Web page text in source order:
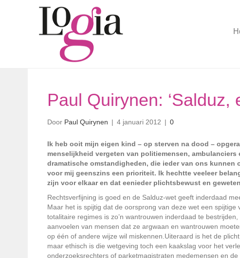
Paul Quirynen: ‘Salduz,
Door Paul Quirynen | 4 januari 2012 | 0
Ik heb ooit mijn eigen kind – op sterven na dood –
menselijkheid vergeten van politiemensen,
dramatische omstandigheden, die ieder van ons kunnen
voor mij geenszins een prioriteit. Ik hechtte veeleer
zijn voor elkaar en dat eenieder plichtsbewust en
Rechtsverfijning is goed en de Salduz-wet geeft inderdaad
Maar het is spijtig dat de oorsprong van deze wet een
totalitaire regimes is zo’n wantrouwen inderdaad te
aanvoelen van mensen dat ze argwaan en wantrouwen
op één of andere wijze wil miskennen. Uiteraard is het de
maar ethisch is die wetgeving toch een kaakslag voor het
onderzoeksrechters of parketmagistraten medemensen en